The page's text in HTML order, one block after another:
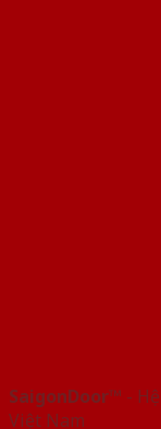
SaigonDoor™ -
Việt Nam